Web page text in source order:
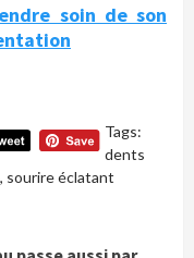
soin de son
Tags:
dents
, sourire éclatant